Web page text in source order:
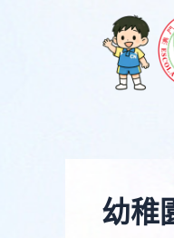
幼稚
navigation